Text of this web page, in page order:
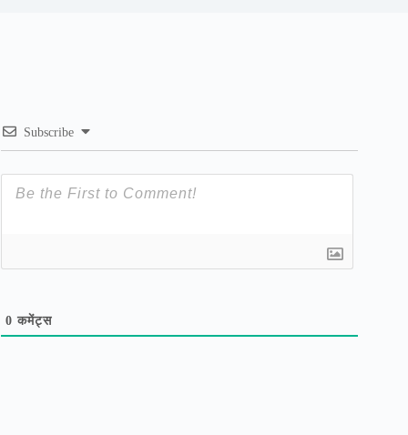
Subscribe
0 कमेंट्स